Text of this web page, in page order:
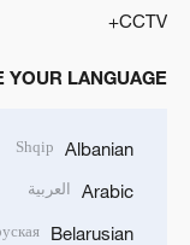
CCTV+
YOUR LANGUAGE
Albanian
Shqip
Arabic العربية
Belarusian